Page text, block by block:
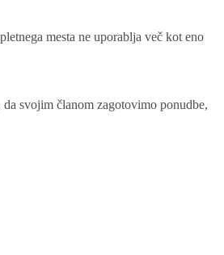
mesta ne uporablja več kot eno
svojim članom zagotovimo ponudbe,